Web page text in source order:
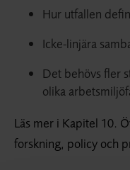
Hur utfallen
Icke-linjära
Det behövs fler
olika
Läs mer i Kapitel 10.
forskning, policy och